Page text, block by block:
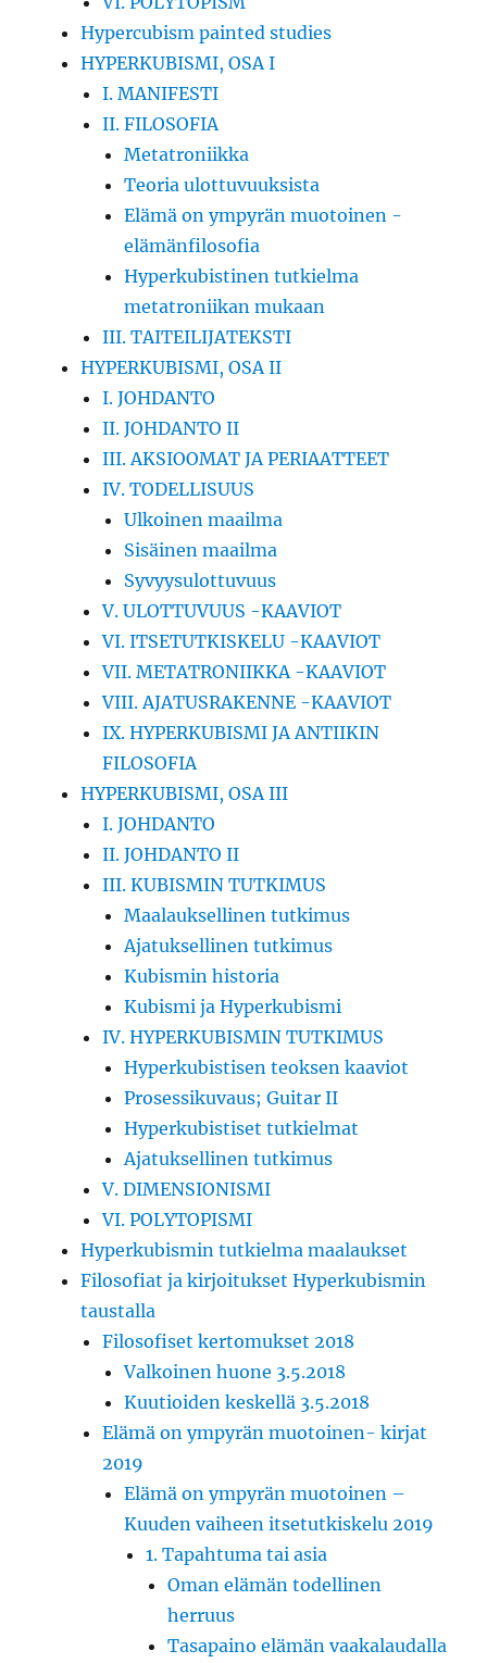
Hypercubism painted studies
HYPERKUBISMI, OSA I
I. MANIFESTI
II. FILOSOFIA
Metatroniikka
Teoria ulottuvuuksista
Elämä on ympyrän muotoinen -
elämänfilosofia
Hyperkubistinen tutkielma
metatroniikan mukaan
III. TAITEILIJATEKSTI
HYPERKUBISMI, OSA II
I. JOHDANTO
II. JOHDANTO II
III. AKSIOOMAT JA PERIAATTEET
IV. TODELLISUUS
Ulkoinen maailma
Sisäinen maailma
Syvyysulottuvuus
V. ULOTTUVUUS -KAAVIOT
VI. ITSETUTKISKELU -KAAVIOT
VII. METATRONIIKKA -KAAVIOT
VIII. AJATUSRAKENNE -KAAVIOT
IX. HYPERKUBISMI JA ANTIIKIN
FILOSOFIA
HYPERKUBISMI, OSA III
I. JOHDANTO
II. JOHDANTO II
III. KUBISMIN TUTKIMUS
Maalauksellinen tutkimus
Ajatuksellinen tutkimus
Kubismin historia
Kubismi ja Hyperkubismi
IV. HYPERKUBISMIN TUTKIMUS
Hyperkubistisen teoksen kaaviot
Prosessikuvaus; Guitar II
Hyperkubistiset tutkielmat
Ajatuksellinen tutkimus
V. DIMENSIONISMI
VI. POLYTOPISMI
Hyperkubismin tutkielma maalaukset
Filosofiat ja kirjoitukset Hyperkubismin
taustalla
Filosofiset kertomukset 2018
Valkoinen huone 3.5.2018
Kuutioiden keskellä 3.5.2018
Elämä on ympyrän muotoinen- kirjat
2019
Elämä on ympyrän muotoinen –
Kuuden vaiheen itsetutkiskelu 2019
1. Tapahtuma tai asia
Oman elämän todellinen
herruus
Tasapaino elämän vaakalaudalla